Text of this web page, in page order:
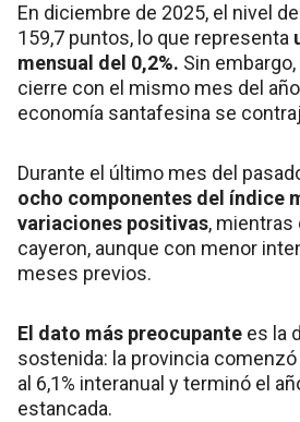
En diciembre de 2025, el nivel
159,7 puntos, lo que representa
mensual del 0,2%. Sin
cierre con el mismo mes del
economía santafesina se
Durante el último mes del
ocho componentes del índice
variaciones positivas,
cayeron, aunque con menor
meses previos.
El dato más preocupante es la
sostenida: la provincia
al 6,1% interanual y terminó el
estancada.